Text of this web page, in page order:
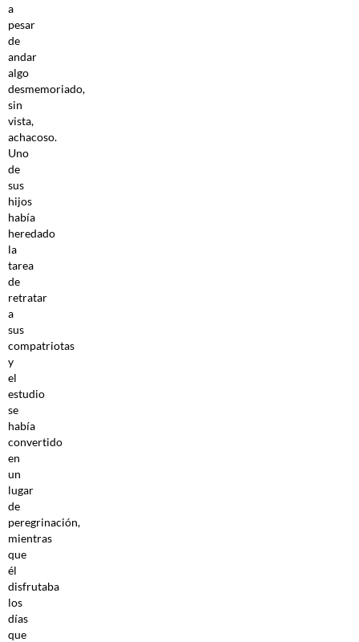
a
pesar
de
andar
algo
desmemoriado,
sin
vista,
achacoso.
Uno
de
sus
hijos
había
heredado
la
tarea
de
retratar
a
sus
compatriotas
y
el
estudio
se
había
convertido
en
un
lugar
de
peregrinación,
mientras
que
él
disfrutaba
los
días
que